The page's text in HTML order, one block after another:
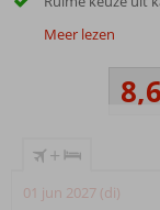
Meer lezen
8,6
+
01 jun 2027 (di)